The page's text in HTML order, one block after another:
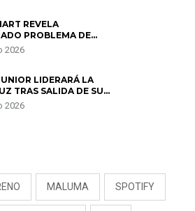
REVELA
PROBLEMA DE
DE SEPARARSE DE
ENCONTRARON UN
2026
LIDERARÁ LA
TRAS SALIDA DE SU
POLÉMICA CON
2026
MALUMA SPOTIFY